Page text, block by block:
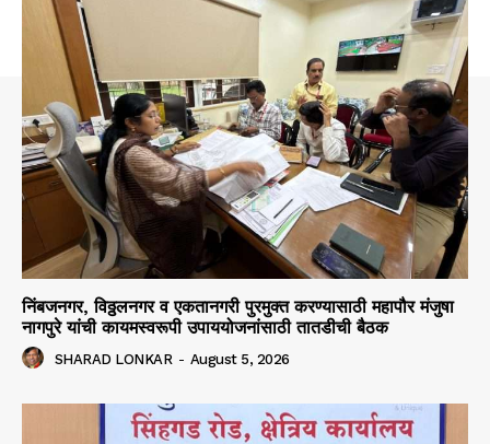
निंबजनगर, विठ्ठलनगर व एकतानगरी पुरमुक्त करण्यासाठी महापौर मंजुषा
नागपुरे यांची कायमस्वरूपी उपाययोजनांसाठी तातडीची बैठक
SHARAD LONKAR - August 5, 2026